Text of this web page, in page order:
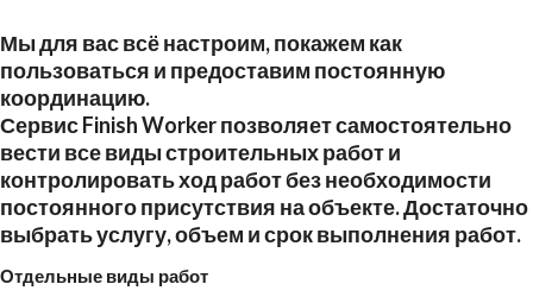
Мы для вас всё настроим, покажем как
пользоваться и предоставим постоянную
координацию.
Сервис Finish Worker позволяет самостоятельно
вести все виды строительных работ и
контролировать ход работ без необходимости
постоянного присутствия на объекте. Достаточно
выбрать услугу, объем и срок выполнения работ.
Отдельные виды работ